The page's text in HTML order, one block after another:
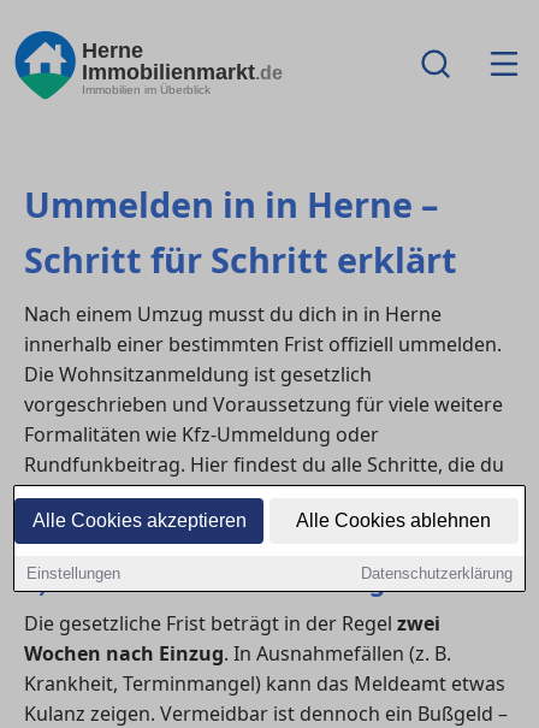
Alle Cookies akzeptieren Alle Cookies ablehnen
Einstellungen Datenschutzerklärung
Herne
Immobilienmarkt.de
Immobilien im Überblick
Ummelden in in Herne –
Schritt für Schritt erklärt
Nach einem Umzug musst du dich in in Herne
innerhalb einer bestimmten Frist offiziell ummelden.
Die Wohnsitzanmeldung ist gesetzlich
vorgeschrieben und Voraussetzung für viele weitere
Formalitäten wie Kfz-Ummeldung oder
Rundfunkbeitrag. Hier findest du alle Schritte, die du
erledigen musst – von Terminvereinbarung bis
Meldebescheinigung.
1) Fristen für die Ummeldung
Die gesetzliche Frist beträgt in der Regel zwei
Wochen nach Einzug. In Ausnahmefällen (z. B.
Krankheit, Terminmangel) kann das Meldeamt etwas
Kulanz zeigen. Vermeidbar ist dennoch ein Bußgeld –